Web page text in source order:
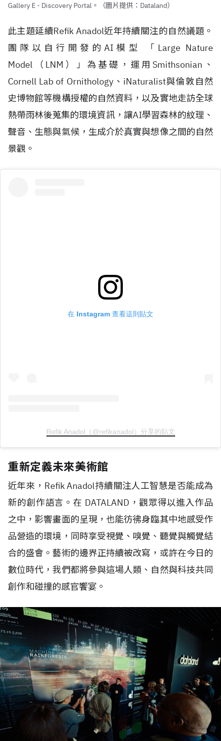
Gallery E - Discovery Portal。（圖片提供：Dataland）
此主題延續Refik Anadol近年持續關注的自然議題。
團隊以自行開發的 AI模型 「 Large Nature
Model （ LNM ）」為基礎，運用 Smithsonian 、
Cornell Lab of Ornithology、 iNaturalist與倫敦自然
史博物館等機構授權的自然資料，以及實地走訪全球
熱帶雨林後蒐集的環境資訊，讓AI學習森林的紋理、
聲音、生態與氣候，生成介於真實與想像之間的自然
景觀。
在 Instagram 查看這則貼文
Refik Anadol（@refikanadol）分享的貼文
重新定義未來美術館
近年來， Refik Anadol持續關注人工智慧是否能成為
新的創作語言。在 DATALAND ，觀眾得以進入作品
之中，影響畫面的呈現，也能彷彿身臨其中地感受作
品營造的環境，同時享受視覺、嗅覺、聽覺與觸覺結
合的盛會。藝術的邊界正持續被改寫，或許在今日的
數位時代，我們都將參與這場人類、自然與科技共同
創作和碰撞的感官饗宴。